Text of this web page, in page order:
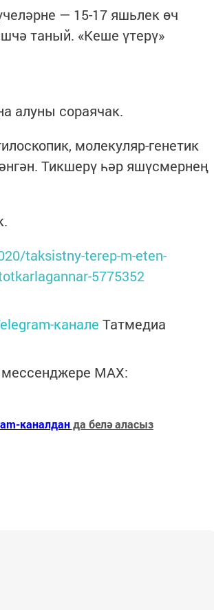
— 15-17 яшьлек өч
таный. «Кеше үтерү»
алуны сораячак.
молекуляр-генетик
Тикшерү һәр яшүсмернең
taksistny-terep-m-eten-
5775352
канале Татмедиа
мессенджере MАХ:
каналданда белә аласыз